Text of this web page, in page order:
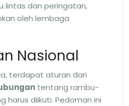
lintas dan peringatan,
oleh lembaga
Nasional
terdapat aturan dari
tentang rambu-
harus diikuti. Pedoman ini